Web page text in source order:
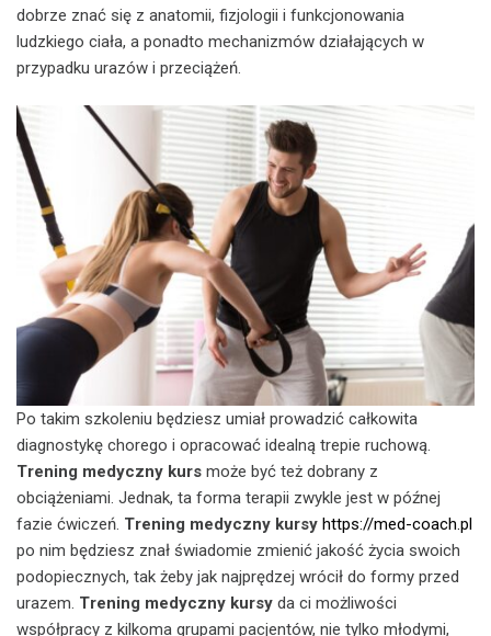
dobrze znać się z anatomii, fizjologii i funkcjonowania
ludzkiego ciała, a ponadto mechanizmów działających w
przypadku urazów i przeciążeń.
Po takim szkoleniu będziesz umiał prowadzić całkowita
diagnostykę chorego i opracować idealną trepie ruchową.
Trening medyczny kurs może być też dobrany z
obciążeniami. Jednak, ta forma terapii zwykle jest w późnej
fazie ćwiczeń. Trening medyczny kursy https://med-coach.pl
po nim będziesz znał świadomie zmienić jakość życia swoich
podopiecznych, tak żeby jak najprędzej wrócił do formy przed
urazem. Trening medyczny kursy da ci możliwości
współpracy z kilkoma grupami pacjentów, nie tylko młodymi,